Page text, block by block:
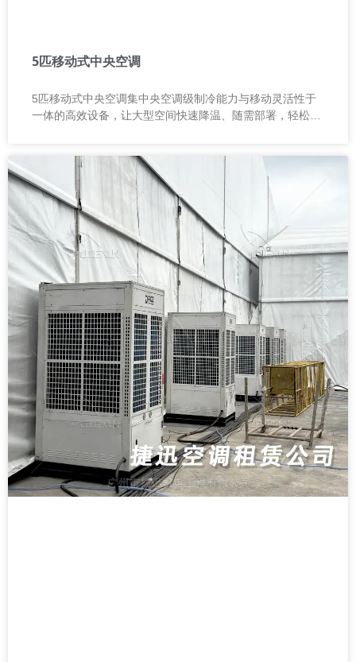
5匹移动式中央空调
5匹移动式中央空调集中央空调级制冷能力与移动灵活性于
一体的高效设备，让大型空间快速降温、随需部署，轻松应